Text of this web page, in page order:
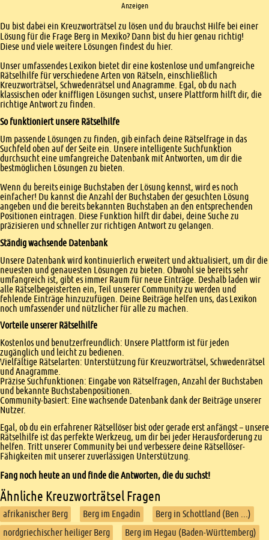
Anzeigen
Einleitung
Du bist dabei ein Kreuzworträtsel zu lösen und du brauchst Hilfe bei einer
Lösung für die Frage Berg in Mexiko? Dann bist du hier genau richtig!
Diese und viele weitere Lösungen findest du hier.
Unser umfassendes Lexikon bietet dir eine kostenlose und umfangreiche
Rätselhilfe für verschiedene Arten von Rätseln, einschließlich
Kreuzworträtsel, Schwedenrätsel und Anagramme. Egal, ob du nach
klassischen oder kniffligen Lösungen suchst, unsere Plattform hilft dir, die
richtige Antwort zu finden.
So funktioniert unsere Rätselhilfe
Um passende Lösungen zu finden, gib einfach deine Rätselfrage in das
Suchfeld oben auf der Seite ein. Unsere intelligente Suchfunktion
durchsucht eine umfangreiche Datenbank mit Antworten, um dir die
bestmöglichen Lösungen zu bieten.
Wenn du bereits einige Buchstaben der Lösung kennst, wird es noch
einfacher! Du kannst die Anzahl der Buchstaben der gesuchten Lösung
angeben und die bereits bekannten Buchstaben an den entsprechenden
Positionen eintragen. Diese Funktion hilft dir dabei, deine Suche zu
präzisieren und schneller zur richtigen Antwort zu gelangen.
Ständig wachsende Datenbank
Unsere Datenbank wird kontinuierlich erweitert und aktualisiert, um dir die
neuesten und genauesten Lösungen zu bieten. Obwohl sie bereits sehr
umfangreich ist, gibt es immer Raum für neue Einträge. Deshalb laden wir
alle Rätselbegeisterten ein, Teil unserer Community zu werden und
fehlende Einträge hinzuzufügen. Deine Beiträge helfen uns, das Lexikon
noch umfassender und nützlicher für alle zu machen.
Vorteile unserer Rätselhilfe
Kostenlos und benutzerfreundlich: Unsere Plattform ist für jeden
zugänglich und leicht zu bedienen.
Vielfältige Rätselarten: Unterstützung für Kreuzworträtsel, Schwedenrätsel
und Anagramme.
Präzise Suchfunktionen: Eingabe von Rätselfragen, Anzahl der Buchstaben
und bekannte Buchstabenpositionen.
Community-basiert: Eine wachsende Datenbank dank der Beiträge unserer
Nutzer.
Egal, ob du ein erfahrener Rätsellöser bist oder gerade erst anfängst – unsere
Rätselhilfe ist das perfekte Werkzeug, um dir bei jeder Herausforderung zu
helfen. Tritt unserer Community bei und verbessere deine Rätsellöser-
Fähigkeiten mit unserer zuverlässigen Unterstützung.
Fang noch heute an und finde die Antworten, die du suchst!
Ähnliche Kreuzworträtsel Fragen
afrikanischer Berg Berg im Engadin
Berg in Schottland (Ben ...)
nordgriechischer heiliger Berg
Berg im Hegau (Baden-Württemberg)